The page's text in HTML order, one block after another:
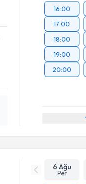
16:00
17:00
18:00
19:00
20:00
6 Ağu
Per